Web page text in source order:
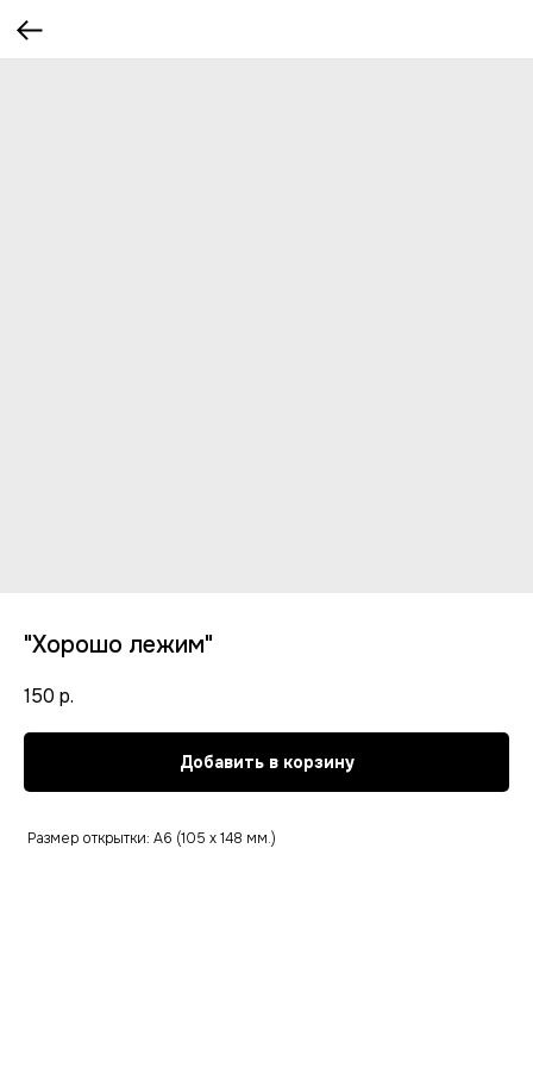
"Хорошо лежим"
150 р.
Добавить в корзину
Размер открытки: А6 (105 х 148 мм.)